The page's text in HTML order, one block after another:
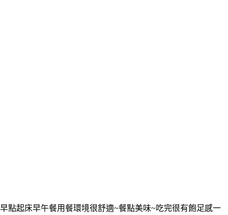
早點起床早午餐用餐環境很舒適~餐點美味~吃完很有飽足感一